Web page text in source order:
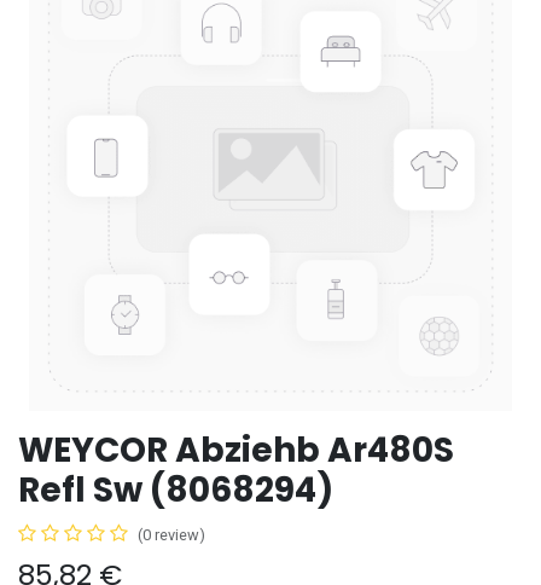
WEYCOR Abziehb Ar480S
Refl Sw (8068294)
(0 review)
85,82 €